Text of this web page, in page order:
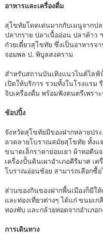
อาหารและเครื่องดื่ม
สุโขทัยโดดเด่นมากกับเมนูจากป
ปลากราย ปลาเนื้ออ่อน ปลาค้าว
ก๋วยเตี๋ยวสุโขทัย ซึ่งเป็นอาหาร
จอมพล ป. พิบูลสงคราม
สำหรับสถานบันเทิงแนวไนต์ไล
เปิดให้บริการ รวมทั้งในโรงแร
จิบเครื่องดื่ม พร้อมฟังดนตรีเพรา
ช้อปปิ้ง
จังหวัดสุโขทัยมีของฝากหลายปร
ลวดลายโบราณสมัยสุโขทัย ทั้งแ
ขนาดเล็กราคาย่อมเยา ผ้าทอตีน
เครื่องปั้นดินเผาอำเภอคีรีมาศ เ
โบราณอ่อนช้อย สามารถเลือกซื้
ส่วนของกินของฝากพื้นเมืองก็มีใ
และท่องเที่ยวต่างๆ ได้แก่ ขนมเ
ทองพับ และกล้วยทอดจากอำเภอ
การเดินทาง